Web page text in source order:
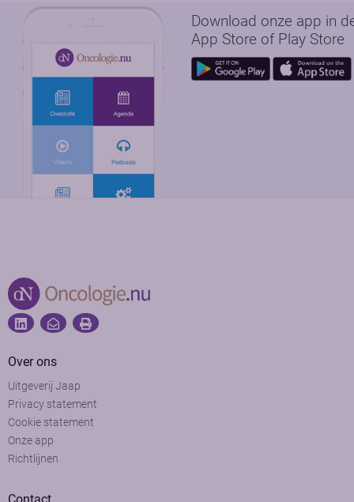
Download onze app in
App Store of Play Store
Over ons
Uitgeverij Jaap
Privacy statement
Cookie statement
Onze app
Richtlijnen
Contact